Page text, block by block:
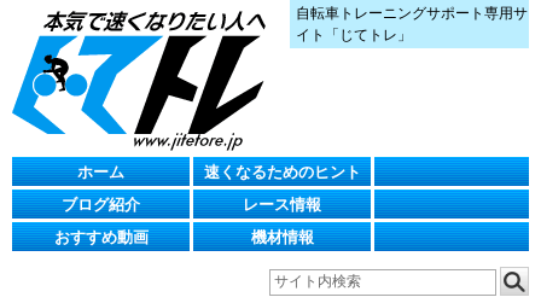
自転車トレーニングサポート専用サ
イト「じてトレ」
ホーム
速くなるためのヒント
ブログ紹介
レース情報
おすすめ動画
機材情報